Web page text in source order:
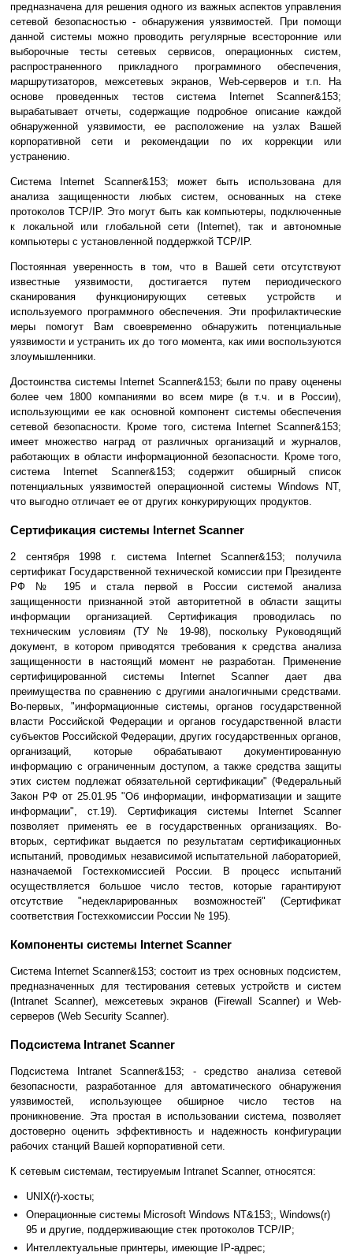
предназначена для решения одного из важных аспектов управления
сетевой безопасностью - обнаружения уязвимостей. При помощи
данной системы можно проводить регулярные всесторонние или
выборочные тесты сетевых сервисов, операционных систем,
распространенного прикладного программного обеспечения,
маршрутизаторов, межсетевых экранов, Web-серверов и т.п. На
основе проведенных тестов система Internet Scanner&153;
вырабатывает отчеты, содержащие подробное описание каждой
обнаруженной уязвимости, ее расположение на узлах Вашей
корпоративной сети и рекомендации по их коррекции или
устранению.
Система Internet Scanner&153; может быть использована для
анализа защищенности любых систем, основанных на стеке
протоколов TCP/IP. Это могут быть как компьютеры, подключенные
к локальной или глобальной сети (Internet), так и автономные
компьютеры с установленной поддержкой TCP/IP.
Постоянная уверенность в том, что в Вашей сети отсутствуют
известные уязвимости, достигается путем периодического
сканирования функционирующих сетевых устройств и
используемого программного обеспечения. Эти профилактические
меры помогут Вам своевременно обнаружить потенциальные
уязвимости и устранить их до того момента, как ими воспользуются
злоумышленники.
Достоинства системы Internet Scanner&153; были по праву оценены
более чем 1800 компаниями во всем мире (в т.ч. и в России),
использующими ее как основной компонент системы обеспечения
сетевой безопасности. Кроме того, система Internet Scanner&153;
имеет множество наград от различных организаций и журналов,
работающих в области информационной безопасности. Кроме того,
система Internet Scanner&153; содержит обширный список
потенциальных уязвимостей операционной системы Windows NT,
что выгодно отличает ее от других конкурирующих продуктов.
Сертификация системы Internet Scanner
2 сентября 1998 г. система Internet Scanner&153; получила
сертификат Государственной технической комиссии при Президенте
РФ № 195 и стала первой в России системой анализа
защищенности признанной этой авторитетной в области защиты
информации организацией. Сертификация проводилась по
техническим условиям (ТУ № 19-98), поскольку Руководящий
документ, в котором приводятся требования к средства анализа
защищенности в настоящий момент не разработан. Применение
сертифицированной системы Internet Scanner дает два
преимущества по сравнению с другими аналогичными средствами.
Во-первых, "информационные системы, органов государственной
власти Российской Федерации и органов государственной власти
субъектов Российской Федерации, других государственных органов,
организаций, которые обрабатывают документированную
информацию с ограниченным доступом, а также средства защиты
этих систем подлежат обязательной сертификации" (Федеральный
Закон РФ от 25.01.95 "Об информации, информатизации и защите
информации", ст.19). Сертификация системы Internet Scanner
позволяет применять ее в государственных организациях. Во-
вторых, сертификат выдается по результатам сертификационных
испытаний, проводимых независимой испытательной лабораторией,
назначаемой Гостехкомиссией России. В процесс испытаний
осуществляется большое число тестов, которые гарантируют
отсутствие "недекларированных возможностей" (Сертификат
соответствия Гостехкомиссии России № 195).
Компоненты системы Internet Scanner
Система Internet Scanner&153; состоит из трех основных подсистем,
предназначенных для тестирования сетевых устройств и систем
(Intranet Scanner), межсетевых экранов (Firewall Scanner) и Web-
серверов (Web Security Scanner).
Подсистема Intranet Scanner
Подсистема Intranet Scanner&153; - средство анализа сетевой
безопасности, разработанное для автоматического обнаружения
уязвимостей, использующее обширное число тестов на
проникновение. Эта простая в использовании система, позволяет
достоверно оценить эффективность и надежность конфигурации
рабочих станций Вашей корпоративной сети.
К сетевым системам, тестируемым Intranet Scanner, относятся:
UNIX(r)-хосты;
Операционные системы Microsoft Windows NT&153;, Windows(r)
95 и другие, поддерживающие стек протоколов TCP/IP;
Интеллектуальные принтеры, имеющие IP-адрес;